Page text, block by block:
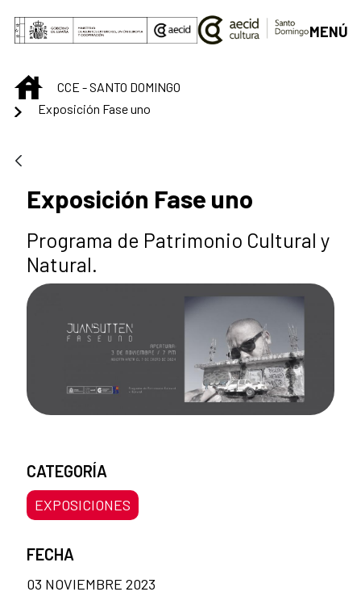
Saltar al contenido principal
MENÚ
INICIOCCE - SANTO DOMINGO
Exposición Fase uno
Exposición Fase uno
Programa de Patrimonio Cultural y
Natural.
CATEGORÍA
EXPOSICIONES
FECHA
03 NOVIEMBRE 2023